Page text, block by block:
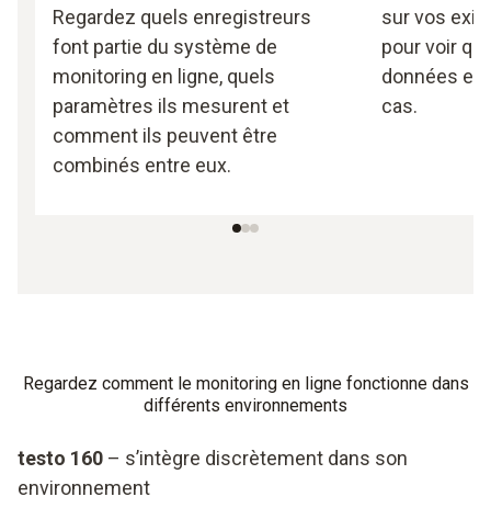
Regardez quels enregistreurs
font partie du système de
monitoring en ligne, quels
paramètres ils mesurent et
comment ils peuvent être
combinés entre eux.
sur vos
pour voir
données
cas.
Regardez comment le monitoring en ligne fonctionne dans
différents environnements
testo 160 – s’intègre discrètement dans son
environnement